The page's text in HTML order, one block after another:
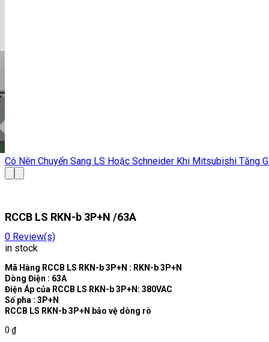
Bảng giá đầu Cos mới nhất tháng 05/2026-
RCCB LS RKN-b 3P+N /63A
0 Review(s)
in stock
Mã Hàng RCCB LS RKN-b 3P+N : RKN-b 3P+N
Dòng Điện : 63A
Điện Áp của RCCB LS RKN-b 3P+N: 380VAC
Số pha : 3P+N
RCCB LS RKN-b 3P+N bảo vệ dòng rò
0 ₫